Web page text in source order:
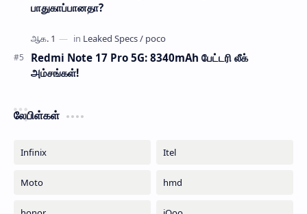
பாதுகாப்பானதா?
Redmi Note 17 Pro 5G: 8340mAh பேட்டரி லீக்
அம்சங்கள்!
லேபிள்கள்